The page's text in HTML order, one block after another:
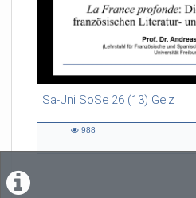
Sa-Uni SoSe 26 (13) Gelz
55:13 duration
988